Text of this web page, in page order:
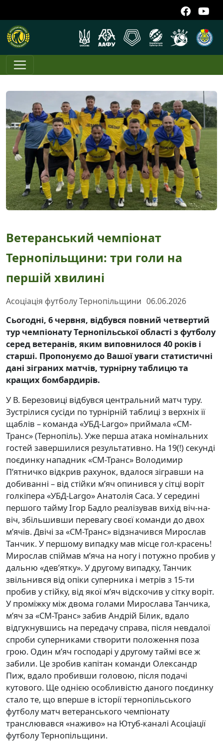
Ветеранський чемпіонат
Тернопільщини: три голи на
першій хвилині
Асоціація футболу Тернопільщини 06.06.2026
Сьогодні, 6 червня, відбувся повний четвертий
тур чемпіонату Тернопільської області з футболу
серед ветеранів, яким виповнилося 40 років і
старші. Пропонуємо до Вашої уваги статистичні
дані зіграних матчів, турнірну таблицю та
кращих бомбардирів.
У В. Березовиці відбувся центральний матч туру.
Зустрілися сусіди по турнірній таблиці з верхніх її
щаблів – команда «УБД-Largo» приймала «СМ-
Транс» (Тернопіль). Уже перша атака номінальних
гостей завершилися результативно. На 19(!) секунді
поєдинку нападник «СМ-Транс» Володимир
П’ятничко відкрив рахунок, вдалося зігравши на
добиванні – від стійки м’яч опинився у сітці воріт
голкіпера «УБД-Largo» Анатолія Саса. У середині
першого тайму Ігор Бадло реалізував вихід віч-на-
віч, збільшивши перевагу своєї команди до двох
м’ячів. Двічі за «СМ-Транс» відзначився Мирослав
Танчик. У першому випадку мав місце гол-красень!
Мирослав спіймав м’яча на ногу і потужно пробив у
дальню «дев’ятку». У другому випадку, Танчик
звільнився від опіки суперника і метрів з 15-ти
пробив у стійку, від якої м’яч відскочив у сітку воріт.
У проміжку між двома голами Мирослава Танчика,
м’яч за «СМ-Транс» забив Андрій Білик, вдало
відгукнувшись на передачу справа, після невдалої
спроби суперниками створити положення поза
грою. Один м’яч господарі у другому таймі все ж
забили. Це зробив капітан команди Олександр
Пиж, вдало пробивши головою, після подачі
кутового. Ще однією особливістю даного поєдинку
стало те, що вперше в історії тернопільського
футболу матч ветеранського чемпіонату
транслювався «наживо» на Ютуб-каналі Асоціації
футболу Тернопільщини.